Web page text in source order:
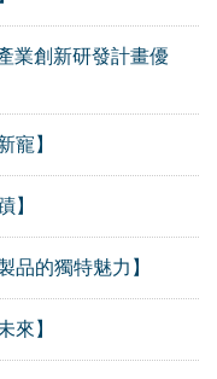
業創新研發計畫優
寵】
】
品的獨特魅力】
來】